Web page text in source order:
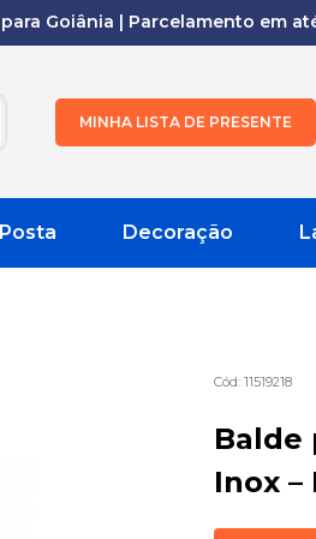
Goiânia | Parcelamento em
MINHA LISTA DE PRESENTE
Decoração
11519218
Balde
Inox –